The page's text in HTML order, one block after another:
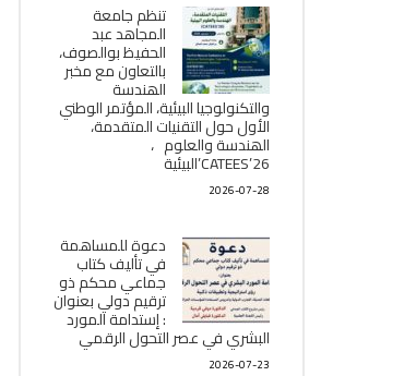
تنظم جامعة
المجاهد عبد
الحفيظ بوالصوف،
بالتعاون مع مخبر
الھندسة
والتكنولوجيا البیئیة، المؤتمر الوطني
الأول حول التقنيات المتقدمة،
الھندسة والعلوم ،
CATEES’26’البیئية
2026-07-28
دعوة للمساهمة
في تأليف كتاب
جماعي محكم ذو
ترقيم دولي بعنوان
: إستدامة المورد
البشري في عصر التحول الرقمي
2026-07-23